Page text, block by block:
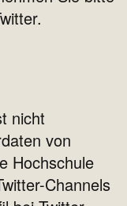
nicht
von
Hochschule
Channels